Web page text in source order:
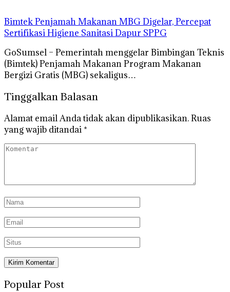
Bimtek Penjamah Makanan MBG Digelar, Percepat
Sertifikasi Higiene Sanitasi Dapur SPPG
GoSumsel – Pemerintah menggelar Bimbingan Teknis
(Bimtek) Penjamah Makanan Program Makanan
Bergizi Gratis (MBG) sekaligus…
Tinggalkan Balasan
Alamat email Anda tidak akan dipublikasikan.Ruas
yang wajib ditandai *
Popular Post